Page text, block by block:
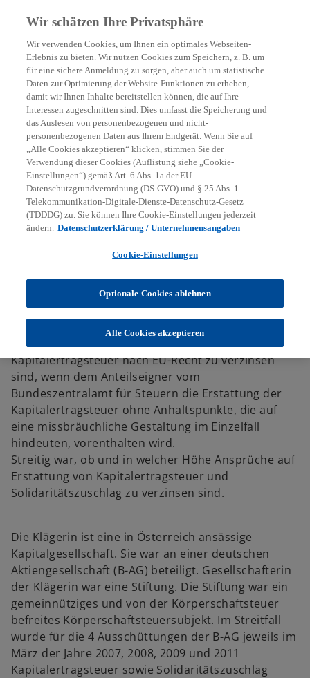
menu search
KPMG Tax News
BFH: Verzinsung von
europarechtswidrig nicht
erstatteter
Kapitalertragsteuer
KPMG Tax News: BFH: Verzinsung von europarechtswidrig nicht
erstatteter Kapitalertragsteuer
Mit Urteil vom 25. Februar 2025 (VIII R 32/21) hat der
BFH u. a. entschieden, dass Erstattungsbeträge zur
Kapitalertragsteuer nach EU-Recht zu verzinsen
sind, wenn dem Anteilseigner vom
Bundeszentralamt für Steuern die Erstattung der
Kapitalertragsteuer ohne Anhaltspunkte, die auf
eine missbräuchliche Gestaltung im Einzelfall
hindeuten, vorenthalten wird.
Streitig war, ob und in welcher Höhe Ansprüche auf
Erstattung von Kapitalertragsteuer und
Solidaritätszuschlag zu verzinsen sind.
Die Klägerin ist eine in Österreich ansässige
Kapitalgesellschaft. Sie war an einer deutschen
Aktiengesellschaft (B-AG) beteiligt. Gesellschafterin
der Klägerin war eine Stiftung. Die Stiftung war ein
gemeinnütziges und von der Körperschaftsteuer
befreites Körperschaftsteuersubjekt. Im Streitfall
wurde für die 4 Ausschüttungen der B-AG jeweils im
März der Jahre 2007, 2008, 2009 und 2011
Kapitalertragsteuer sowie Solidaritätszuschlag
Wir schätzen Ihre Privatsphäre
Wir verwenden Cookies, um Ihnen ein optimales Webseiten-
Erlebnis zu bieten. Wir nutzen Cookies zum Speichern, z. B. um
für eine sichere Anmeldung zu sorgen, aber auch um statistische
Daten zur Optimierung der Website-Funktionen zu erheben,
damit wir Ihnen Inhalte bereitstellen können, die auf Ihre
Interessen zugeschnitten sind. Dies umfasst die Speicherung und
das Auslesen von personenbezogenen und nicht-
personenbezogenen Daten aus Ihrem Endgerät. Wenn Sie auf
„Alle Cookies akzeptieren“ klicken, stimmen Sie der
Verwendung dieser Cookies (Auflistung siehe „Cookie-
Einstellungen“) gemäß Art. 6 Abs. 1a der EU-
Datenschutzgrundverordnung (DS-GVO) und § 25 Abs. 1
Telekommunikation-Digitale-Dienste-Datenschutz-Gesetz
(TDDDG) zu. Sie können Ihre Cookie-Einstellungen jederzeit
ändern. Datenschutzerklärung / Unternehmensangaben
Cookie-Einstellungen
Optionale Cookies ablehnen
Alle Cookies akzeptieren